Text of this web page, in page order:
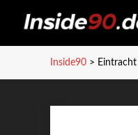
Inside90 >